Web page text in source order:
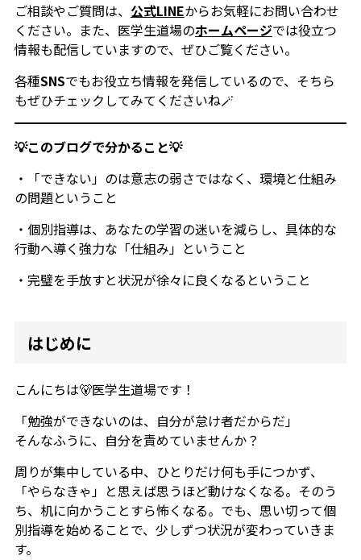
ご相談やご質問は、 公式LINEからお気軽にお問い合わせ
ください。また、医学生道場のホームページでは役立つ
情報も配信していますので、ぜひご覧ください。
各種SNSでもお役立ち情報を発信しているので、そちら
もぜひチェックしてみてくださいね🪄
💡このブログで分かること💡
・「できない」のは意志の弱さではなく、環境と仕組み
の問題ということ
・個別指導は、あなたの学習の迷いを減らし、具体的な
行動へ導く強力な「仕組み」ということ
・完璧を手放すと状況が徐々に良くなるということ
はじめに
こんにちは🐻医学生道場です！
「勉強ができないのは、自分が怠け者だからだ」
そんなふうに、自分を責めていませんか？
周りが集中している中、ひとりだけ何も手につかず、
「やらなきゃ」と思えば思うほど動けなくなる。そのう
ち、机に向かうことすら怖くなる。でも、思い切って個
別指導を始めることで、少しずつ状況が変わっていきま
す。